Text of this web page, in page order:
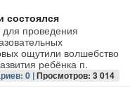
состоялся
проведения
ощутили волшебство
ребёнка п.
0 |Просмотров: 3 014